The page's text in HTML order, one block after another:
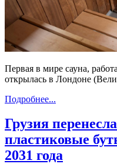
Первая в мире сауна,
открылась в Лондоне
Подробнее...
Грузия
пластиковые
2031 года